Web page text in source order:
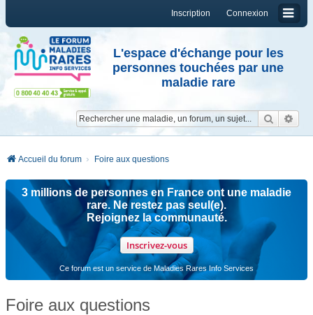
Connexion
Inscription
L'espace d'échange pour les
personnes touchées par une
maladie rare
Accueil du forum Foire aux questions
3 millions de personnes en France ont une maladie
rare. Ne restez pas seul(e).
Rejoignez la communauté.
Inscrivez-vous
Ce forum est un service de Maladies Rares Info Services
Foire aux questions